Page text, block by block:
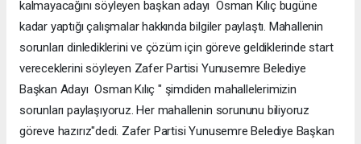
kalmayacağını söyleyen başkan adayı Osman Kılıç bugüne
kadar yaptığı çalışmalar hakkında bilgiler paylaştı. Mahallenin
sorunları dinlediklerini ve çözüm için göreve geldiklerinde start
vereceklerini söyleyen Zafer Partisi Yunusemre Belediye
Başkan Adayı Osman Kılıç " şimdiden mahallelerimizin
sorunları paylaşıyoruz. Her mahallenin sorununu biliyoruz
göreve hazırız"dedi. Zafer Partisi Yunusemre Belediye Başkan